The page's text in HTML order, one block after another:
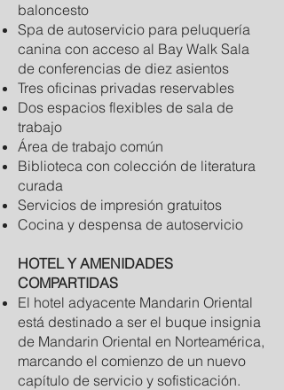
baloncesto
Spa de autoservicio para peluquería
canina con acceso al Bay Walk Sala
de conferencias de diez asientos
Tres oficinas privadas reservables
Dos espacios flexibles de sala de
trabajo
Área de trabajo común
Biblioteca con colección de literatura
curada
Servicios de impresión gratuitos
Cocina y despensa de autoservicio
HOTEL Y AMENIDADES
COMPARTIDAS
El hotel adyacente Mandarin Oriental
está destinado a ser el buque insignia
de Mandarin Oriental en Norteamérica,
marcando el comienzo de un nuevo
capítulo de servicio y sofisticación.